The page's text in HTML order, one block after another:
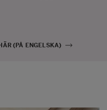
(PÅ ENGELSKA)